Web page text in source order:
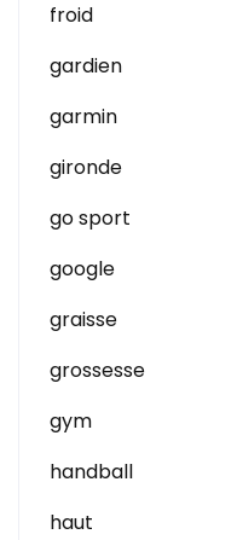
froid
gardien
garmin
gironde
go sport
google
graisse
grossesse
gym
handball
haut